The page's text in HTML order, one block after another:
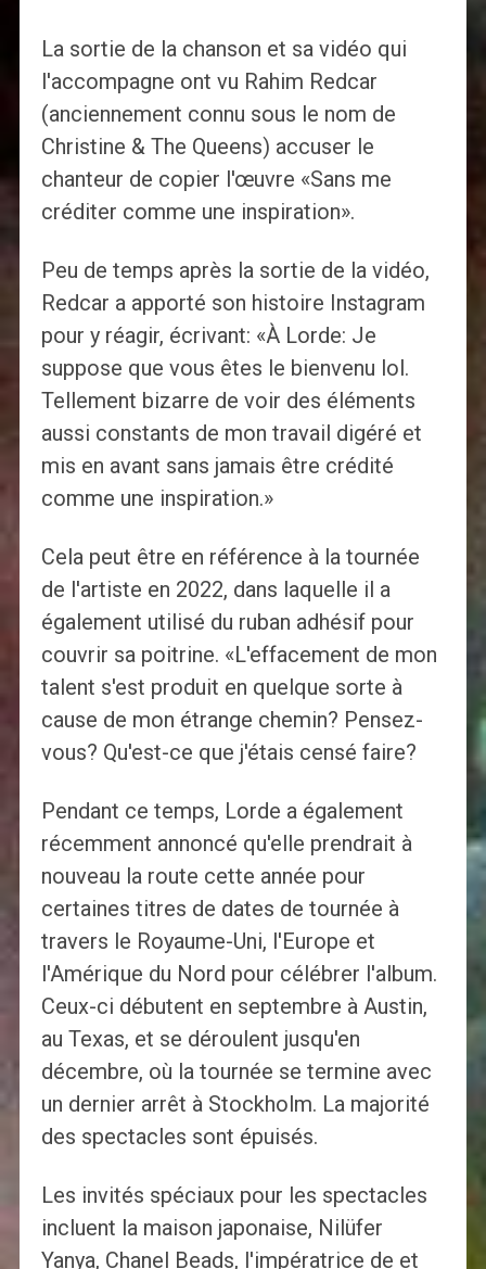
La sortie de la chanson et sa vidéo qui
l'accompagne ont vu Rahim Redcar
(anciennement connu sous le nom de
Christine & The Queens) accuser le
chanteur de copier l'œuvre «Sans me
créditer comme une inspiration».
Peu de temps après la sortie de la vidéo,
Redcar a apporté son histoire Instagram
pour y réagir, écrivant: «À Lorde: Je
suppose que vous êtes le bienvenu lol.
Tellement bizarre de voir des éléments
aussi constants de mon travail digéré et
mis en avant sans jamais être crédité
comme une inspiration.»
Cela peut être en référence à la tournée
de l'artiste en 2022, dans laquelle il a
également utilisé du ruban adhésif pour
couvrir sa poitrine. «L'effacement de mon
talent s'est produit en quelque sorte à
cause de mon étrange chemin? Pensez-
vous? Qu'est-ce que j'étais censé faire?
Pendant ce temps, Lorde a également
récemment annoncé qu'elle prendrait à
nouveau la route cette année pour
certaines titres de dates de tournée à
travers le Royaume-Uni, l'Europe et
l'Amérique du Nord pour célébrer l'album.
Ceux-ci débutent en septembre à Austin,
au Texas, et se déroulent jusqu'en
décembre, où la tournée se termine avec
un dernier arrêt à Stockholm. La majorité
des spectacles sont épuisés.
Les invités spéciaux pour les spectacles
incluent la maison japonaise, Nilüfer
Yanya, Chanel Beads, l'impératrice de et